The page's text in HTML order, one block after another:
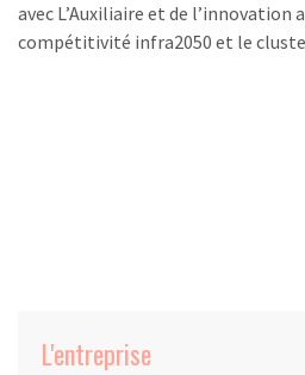
avec L’Auxiliaire et de l’innovation
compétitivité infra2050 et le
L'entreprise